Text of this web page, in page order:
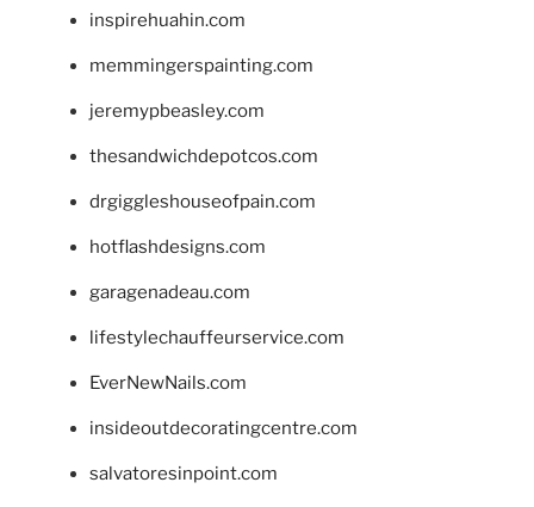
inspirehuahin.com
memmingerspainting.com
jeremypbeasley.com
thesandwichdepotcos.com
drgiggleshouseofpain.com
hotflashdesigns.com
garagenadeau.com
lifestylechauffeurservice.com
EverNewNails.com
insideoutdecoratingcentre.com
salvatoresinpoint.com